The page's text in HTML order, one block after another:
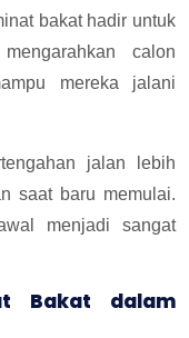
bakat hadir untuk
calon
mereka jalani
jalan lebih
saat baru memulai.
menjadi sangat
Bakat dalam